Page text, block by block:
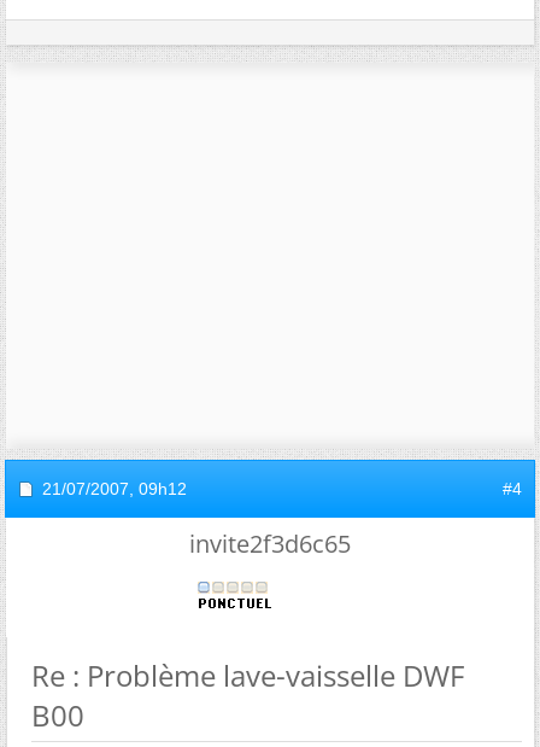
21/07/2007, 09h12 #4
invite2f3d6c65
Re : Problème lave-vaisselle DWF
B00